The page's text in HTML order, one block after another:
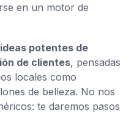
en un motor de
ideas potentes de
de clientes, pensadas
locales como
de belleza. No nos
te daremos pasos